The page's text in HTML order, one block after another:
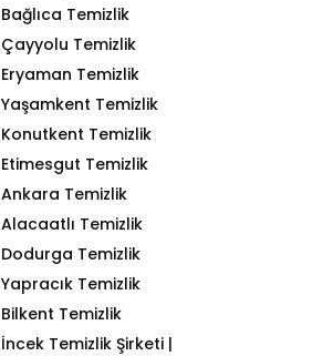
Bağlıca Temizlik
Çayyolu Temizlik
Eryaman Temizlik
Yaşamkent Temizlik
Konutkent Temizlik
Etimesgut Temizlik
Ankara Temizlik
Alacaatlı Temizlik
Dodurga Temizlik
Yapracık Temizlik
Bilkent Temizlik
İncek Temizlik Şirketi |